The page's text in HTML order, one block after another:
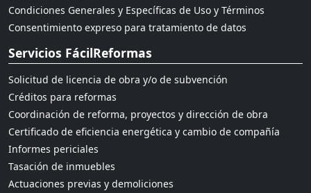
Condiciones Generales y Específicas de Uso y Términos
Consentimiento expreso para tratamiento de datos
Servicios FácilReformas
Solicitud de licencia de obra y/o de subvención
Créditos para reformas
Coordinación de reforma, proyectos y dirección de obra
Certificado de eficiencia energética y cambio de compañía
Informes periciales
Tasación de inmuebles
Actuaciones previas y demoliciones